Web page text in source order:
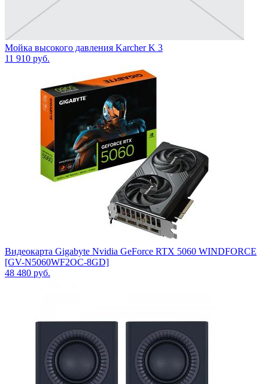
Мойка высокого давления Karcher K 3
11 910 руб.
Видеокарта Gigabyte Nvidia GeForce RTX 5060 WINDFORCE
[GV-N5060WF2OC-8GD]
48 480 руб.